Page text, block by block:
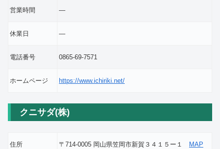
営業時間 ―
休業日 ―
電話番号 0865-69-7571
ホームページ https://www.ichiriki.net/
クニサダ(株)
住所 〒714-0005 岡山県笠岡市新賀３４１５ー１ MAP